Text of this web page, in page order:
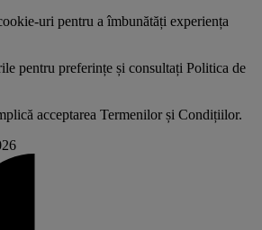
uri pentru a îmbunătăți experiența
pentru preferințe și consultați Politica de
acceptarea Termenilor și Condițiilor.